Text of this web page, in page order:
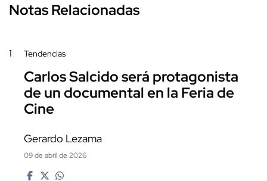
Notas Relacionadas
1 Tendencias
Carlos Salcido será protagonista
de un documental en la Feria de
Cine
Gerardo Lezama
09 de abril de 2026